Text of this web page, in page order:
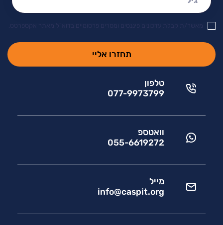
גיל:
טלפון
077-9973799
וואטספ
055-6619272
מייל
info@caspit.org